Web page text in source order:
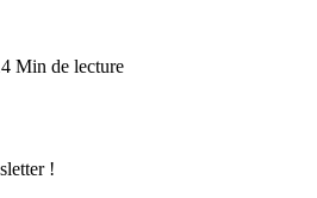
Min de lecture
!